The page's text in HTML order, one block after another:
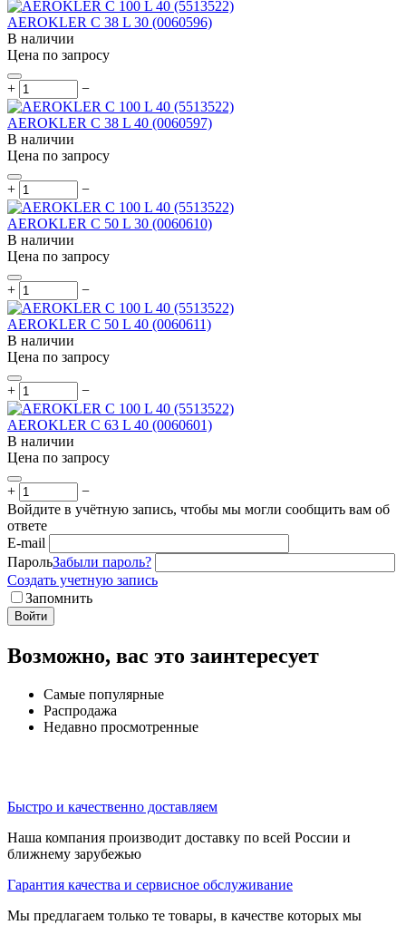
AEROKLER C 38 L 30 (0060596)
В наличии
Цена по запросу
+ −
AEROKLER C 38 L 40 (0060597)
В наличии
Цена по запросу
+ −
AEROKLER C 50 L 30 (0060610)
В наличии
Цена по запросу
+ −
AEROKLER C 50 L 40 (0060611)
В наличии
Цена по запросу
+ −
AEROKLER C 63 L 40 (0060601)
В наличии
Цена по запросу
+
−
Войдите в учётную запись, чтобы мы могли сообщить вам об
ответе
E-mail
ПарольЗабыли пароль?
Создать учетную запись
Запомнить
Войти
Возможно, вас это заинтересует
Самые популярные
Распродажа
Недавно просмотренные
Быстро и качественно доставляем
Наша компания производит доставку по всей России и
ближнему зарубежью
Гарантия качества и сервисное обслуживание
Мы предлагаем только те товары, в качестве которых мы